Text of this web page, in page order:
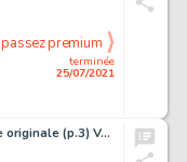
terminée
25/07/2021
passez premium
Mitton, Jean-Yves - Planche originale (p.3) Vae Victis T7 - York, le bateleur - (1996)